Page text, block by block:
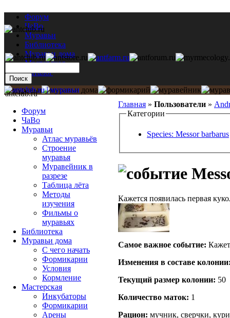
Форум
ЧаВо
Муравьи
Библиотека
Муравьи дома
Мастерская
Каталог
Главная » Пользователи »
Категории
Species: Messor barbarus
Кажется появилась первая
Самое важное событие:
Изменения в составе
Текущий размер кoлонии: 50
Количество маток: 1
Рацион: мучник, сверчки,
antclub.ru
Форум
ЧаВо
Муравьи
Атлас муравьёв
Строение
муравья
Муравейник в
разрезе
Таблица лёта
Методы
изучения
Фильмы о
муравьях
Библиотека
Муравьи дома
С чего начать
Формикарии
Условия
Кормление
Мастерская
Инкубаторы
Формикарии
Арены